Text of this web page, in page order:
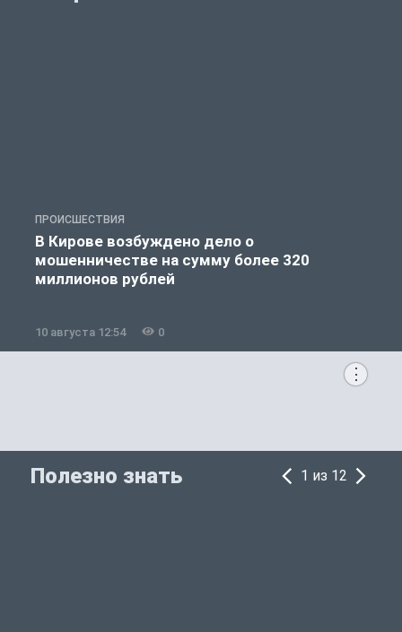
ПРОИСШЕСТВИЯ
В Кирове возбуждено дело о
мошенничестве на сумму более 320
миллионов рублей
10 августа 12:54 0
Полезно знать 1 из 12